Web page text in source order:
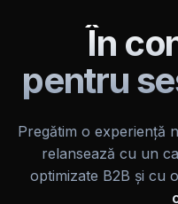
În
pentru
Pregătim o experiență
relansează cu un
optimizate B2B și cu